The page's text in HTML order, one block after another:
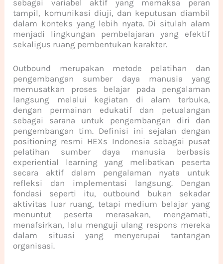
sebagai variabel aktif yang memaksa peran
tampil, komunikasi diuji, dan keputusan diambil
dalam konteks yang lebih nyata. Di situlah alam
menjadi lingkungan pembelajaran yang efektif
sekaligus ruang pembentukan karakter.
Outbound merupakan metode pelatihan dan
pengembangan sumber daya manusia yang
memusatkan proses belajar pada pengalaman
langsung melalui kegiatan di alam terbuka,
dengan permainan edukatif dan petualangan
sebagai sarana untuk pengembangan diri dan
pengembangan tim. Definisi ini sejalan dengan
positioning resmi HEXs Indonesia sebagai pusat
pelatihan sumber daya manusia berbasis
experiential learning yang melibatkan peserta
secara aktif dalam pengalaman nyata untuk
refleksi dan implementasi langsung. Dengan
fondasi seperti itu, outbound bukan sekadar
aktivitas luar ruang, tetapi medium belajar yang
menuntut peserta merasakan, mengamati,
menafsirkan, lalu menguji ulang respons mereka
dalam situasi yang menyerupai tantangan
organisasi.